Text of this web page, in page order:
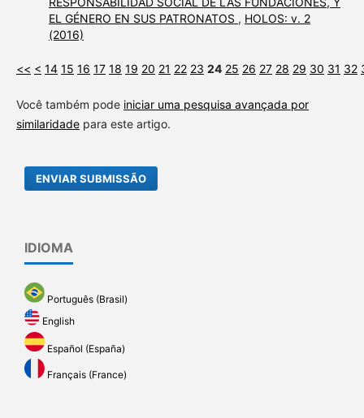
EL GÉNERO EN SUS PATRONATOS , HOLOS: v. 2
(2016)
<< < 14 15 16 17 18 19 20 21 22 23 24 25 26 27 28 29 30 31 32
Você também pode iniciar uma pesquisa avançada por
similaridadepara este artigo.
ENVIAR SUBMISSÃO
IDIOMA
Português (Brasil)
English
Español (España)
Français (France)